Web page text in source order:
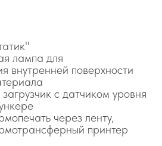
лампа для
внутренней поверхности
с датчиком уровня
через ленту,
принтер